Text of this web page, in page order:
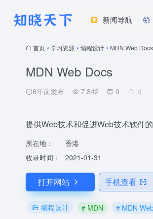
新闻导航
首页 • 学习资源 • 编程设计 • MDN Web Docs
MDN Web Docs
6年前发布 7,842 0 0
提供Web技术和促进Web技术软件
所在地：
香港
收录时间：
2021-01-31
打开网站 手机查看
编程设计 # MDN # MDN